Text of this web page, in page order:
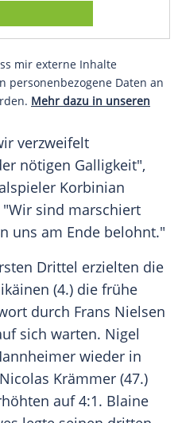
mir externe Inhalte
personenbezogene Daten an
Mehr dazu in unseren
verzweifelt
nötigen Galligkeit",
Korbinian
sind marschiert
uns am Ende belohnt."
Drittel erzielten die
(4.) die frühe
durch Frans Nielsen
sich warten. Nigel
wieder in
Nicolas Krämmer (47.)
auf 4:1. Blaine